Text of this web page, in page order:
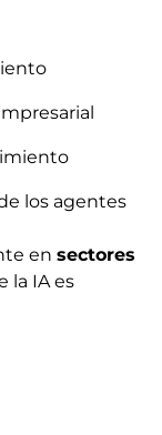
los agentes
en sectores
la IA es